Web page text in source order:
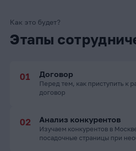
Как это будет?
Этапы
Договор
Перед тем, как приступить к
договор
Анализ конкурентов
Изучаем конкурентов в
посадочные страницы при